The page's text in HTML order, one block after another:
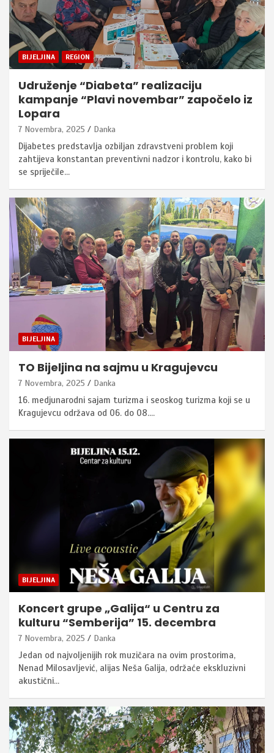
BIJELJINA REGION
Udruženje “Diabeta” realizaciju
kampanje “Plavi novembar” započelo iz
Lopara
7 Novembra, 2025 Danka
Dijabetes predstavlja ozbiljan zdravstveni problem koji
zahtijeva konstantan preventivni nadzor i kontrolu, kako bi
se spriječile…
BIJELJINA
TO Bijeljina na sajmu u Kragujevcu
7 Novembra, 2025 Danka
16. medjunarodni sajam turizma i seoskog turizma koji se u
Kragujevcu održava od 06. do 08.…
BIJELJINA
Koncert grupe „Galija“ u Centru za
kulturu “Semberija” 15. decembra
7 Novembra, 2025 Danka
Jedan od najvoljenijih rok muzičara na ovim prostorima,
Nenad Milosavljević, alijas Neša Galija, održaće ekskluzivni
akustični…